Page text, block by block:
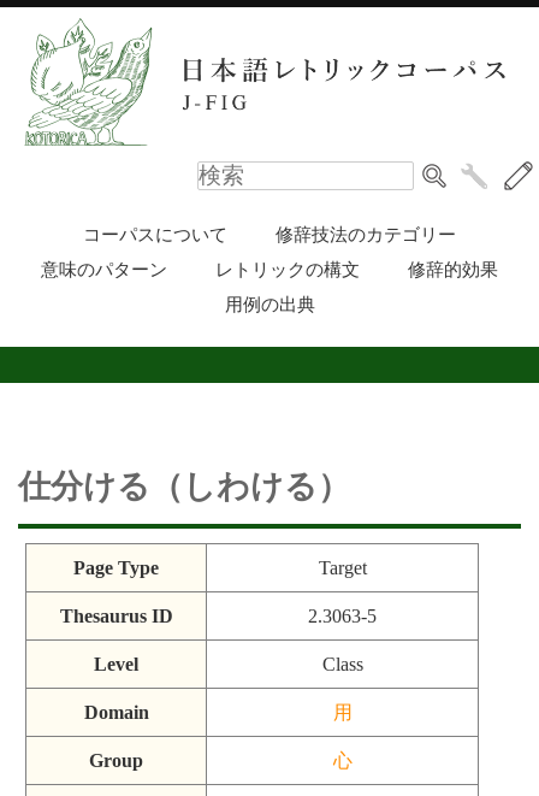
コーパスについて
修辞技法のカテゴリー
意味のパターン
レトリックの構文
修辞的効果
用例の出典
仕分ける（しわける）
Page Type Target
Thesaurus ID 2.3063-5
Level Class
Domain 用
Group 心